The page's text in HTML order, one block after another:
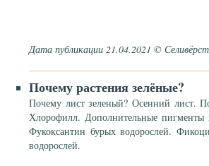
Дата публикации 21.04.2021 ©
Почему растения зелёные?
Почему лист зеленый? Осенний лист.
Хлорофилл. Дополнительные пигменты
Фукоксантин бурых водорослей.
водорослей.